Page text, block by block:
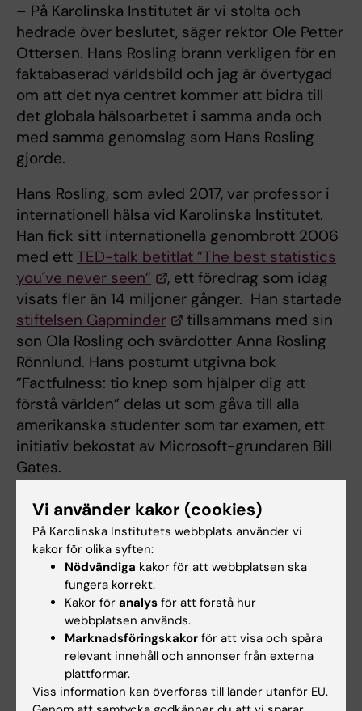
– På Karolinska Institutet är vi stolta och
hedrade över beslutet, säger rektor Ole Petter
Ottersen. Hans Rosling brann verkligen för en
faktabaserad världsbild och jag är övertygad
om att det nya centret kommer att bidra till
det globala hälsoarbetet i samma anda och
med samma genomslag som Hans Rosling
gjorde.
Hans Rosling, som avled 2017, var professor i
internationell hälsa vid Karolinska Institutet.
Han fick sitt internationella genombrott 2006
med ett TED-talk betitlat ”The best statistics
you´ve never seen”
, ett föredrag som idag
visats fler än 14 miljoner gånger. Han startade
stiftelsen Gapminder
tillsammans med sin
son Ola Rosling och svärdotter Anna Rosling
Rönnlund. Hans postumt utgivna bok
”Factfulness: tio knep som hjälper dig att
förstå världen” delas ut som gåva till alla
amerikanska studenter som tar examen, ett
initiativ bekostat av Microsoft-grundaren Bill
Gates.
– Med kraftfulla data och eleganta
illustrationer lärde Hans världen att
mänskligheten blir bättre, säger Bill Gates i ett
pressmeddelande från University of
Washington. Han visade hur långt världen
faktiskt kommit när det gäller att ta hand om
de fattigaste. Hans Rosling är en av de
viktigaste inspiratörerna till hur jag tänker –
och pratar om – vår stiftelses arbete idag.
Bill Gates och hans hustru Melinda Gates
Vi använder kakor (cookies)
På Karolinska Institutets webbplats använder vi
kakor för olika syften:
Nödvändiga kakor för att webbplatsen ska
fungera korrekt.
Kakor för analys för att förstå hur
webbplatsen används.
Marknadsföringskakor för att visa och spåra
relevant innehåll och annonser från externa
plattformar.
Viss information kan överföras till länder utanför EU.